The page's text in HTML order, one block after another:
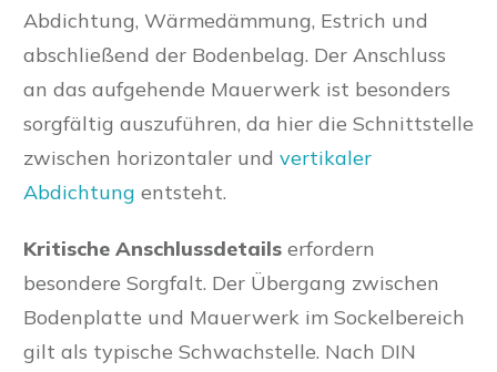
Abdichtung, Wärmedämmung, Estrich und
abschließend der Bodenbelag. Der Anschluss
an das aufgehende Mauerwerk ist besonders
sorgfältig auszuführen, da hier die Schnittstelle
zwischen horizontaler und vertikaler
Abdichtung entsteht.
Kritische Anschlussdetails erfordern
besondere Sorgfalt. Der Übergang zwischen
Bodenplatte und Mauerwerk im Sockelbereich
gilt als typische Schwachstelle. Nach DIN